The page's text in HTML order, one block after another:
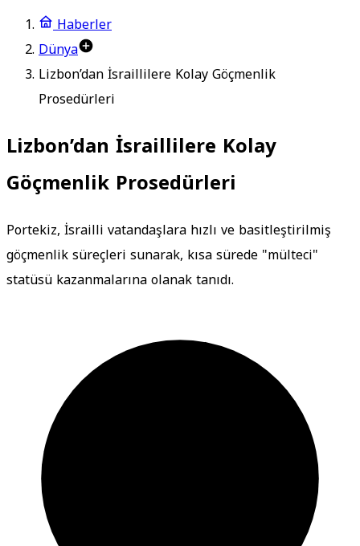
Haberler
Dünya
Lizbon’dan İsraillilere Kolay Göçmenlik
Prosedürleri
Lizbon’dan İsraillilere Kolay
Göçmenlik Prosedürleri
Portekiz, İsrailli vatandaşlara hızlı ve basitleştirilmiş
göçmenlik süreçleri sunarak, kısa sürede "mülteci"
statüsü kazanmalarına olanak tanıdı.